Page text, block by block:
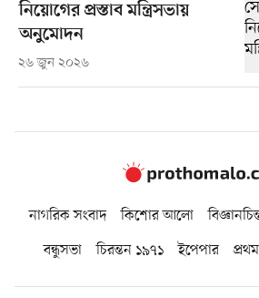
নিয়োগের প্রস্তাব মন্ত্রিসভায়
অনুমোদন
২৬ জুন ২০২৬
নাগরিক সংবাদ কিশোর আলো
বন্ধুসভা
চিরন্তন ১৯৭১ ইপেপার